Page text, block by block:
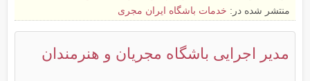
منتشر شده در: خدمات باشگاه ایران مجری
مدیر اجرایی باشگاه مجریان و هنرمندان